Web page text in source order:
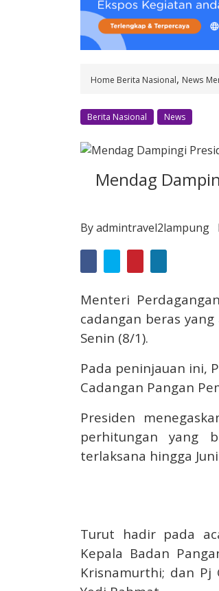
Home Berita Nasional, News
Berita Nasional News
Mendag
Byadmintravel2lampung
Menteri
cadangan beras
Senin (8/1).
Pada peninjauan ini,
Cadangan Pangan
Presiden
perhitungan yang
terlaksana hingga
Turut hadir pada
Kepala Badan
Krisnamurthi; dan Pj